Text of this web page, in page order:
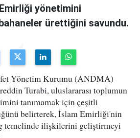
yönetimini
ürettiğini savundu.
Yönetim Kurumu (ANDMA)
Turabi, uluslararası toplumun
tanımamak için çeşitli
belirterek, İslam Emirliği'nin
temelinde ilişkilerini geliştirmeyi